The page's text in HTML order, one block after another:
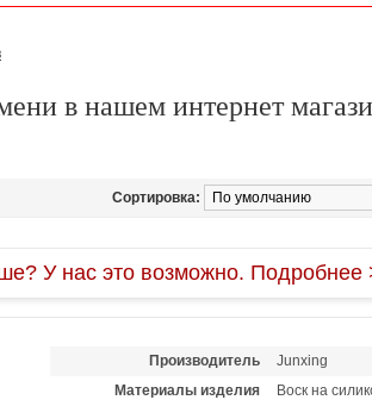
в нашем интернет
Сортировка:
У нас это возможно. Подробнее
Производитель
Junxing
Материалы изделия
Воск на